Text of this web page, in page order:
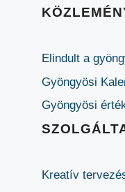
Elindult a
Gyöngyösi
Gyöngyösi
Kreatív